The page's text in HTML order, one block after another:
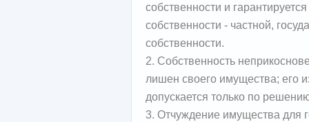
собственности и
собственности - частной,
собственности.
2. Собственность
лишен своего имущества; его
допускается только по
3. Отчуждение имущества для